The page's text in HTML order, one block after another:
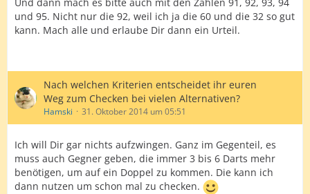
und 95. Nicht nur die 92, weil ich ja die 60 und die 32 so gut
kann. Mach alle und erlaube Dir dann ein Urteil.
Nach welchen Kriterien entscheidet ihr euren
Weg zum Checken bei vielen Alternativen?
Hamski 31. Oktober 2014 um 05:51
Ich will Dir gar nichts aufzwingen. Ganz im Gegenteil, es
muss auch Gegner geben, die immer 3 bis 6 Darts mehr
benötigen, um auf ein Doppel zu kommen. Die kann ich
dann nutzen um schon mal zu checken.